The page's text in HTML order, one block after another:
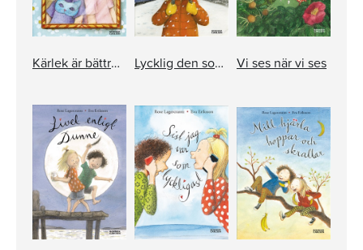
Kärlek är bättre än ingen kärlek Lycklig den som Dunne får Vi ses när vi ses